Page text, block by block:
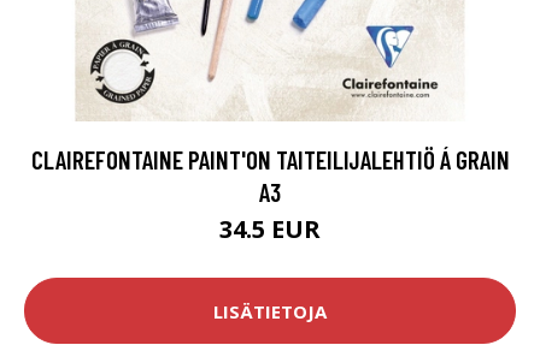
CLAIREFONTAINE PAINT'ON TAITEILIJALEHTIÖ Á GRAIN
A3
34.5 EUR
LISÄTIETOJA